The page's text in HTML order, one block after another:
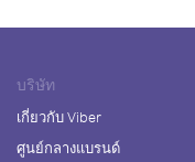
บริษัท
เกี่ยวกับ Viber
ศูนย์กลางแบรนด์